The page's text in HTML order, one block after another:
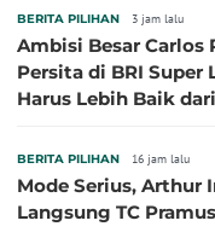
BERITA PILIHAN 3 jam lalu
Ambisi Besar Carlos
Persita di BRI Super
Harus Lebih Baik
BERITA PILIHAN 16 jam lalu
Mode Serius, Arthur
Langsung TC